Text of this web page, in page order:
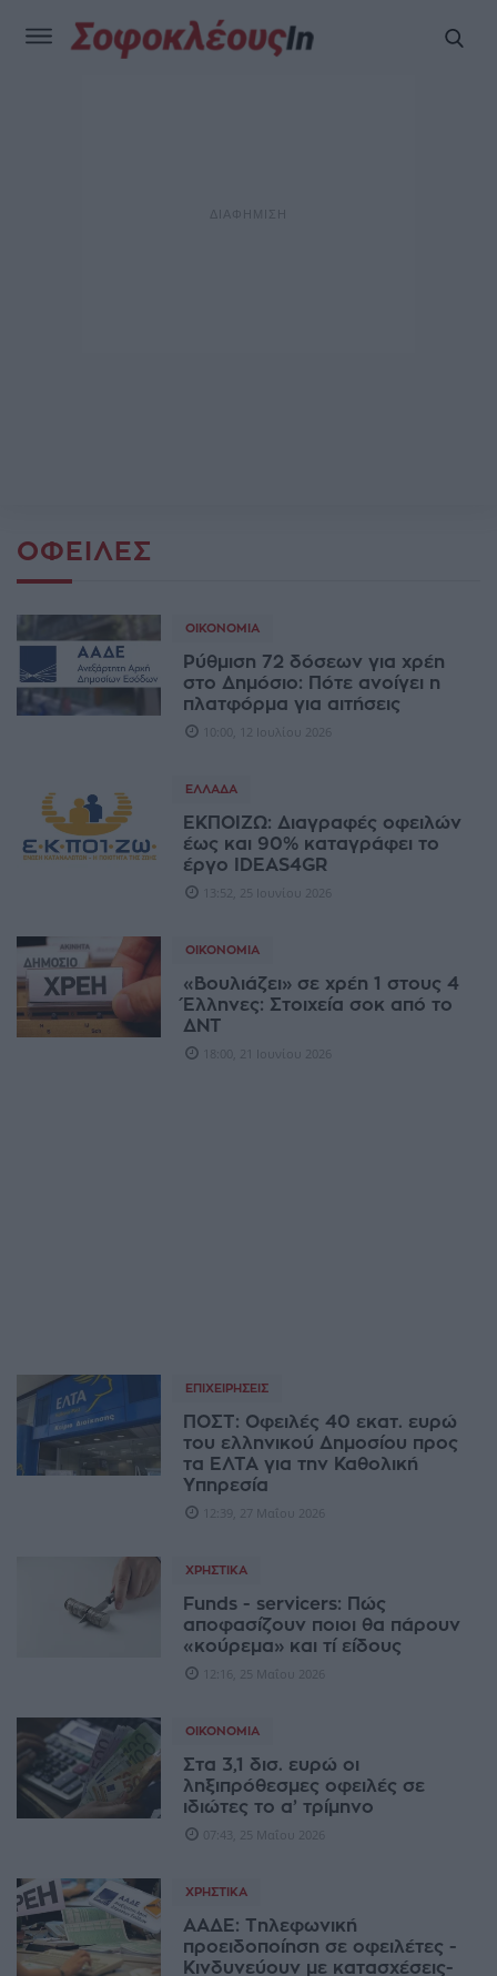
ΟΦΕΙΛΈΣ
ΟΙΚΟΝΟΜΊΑ
Ρύθμιση 72 δόσεων για χρέη
στο Δημόσιο: Πότε ανοίγει η
πλατφόρμα για αιτήσεις
10:00, 12 Ιουλίου 2026
ΕΛΛΆΔΑ
ΕΚΠΟΙΖΩ: Διαγραφές οφειλών
έως και 90% καταγράφει το
έργο IDEAS4GR
13:52, 25 Ιουνίου 2026
ΟΙΚΟΝΟΜΊΑ
«Βουλιάζει» σε χρέη 1 στους 4
Έλληνες: Στοιχεία σοκ από το
ΔΝΤ
18:00, 21 Ιουνίου 2026
ΕΠΙΧΕΙΡΉΣΕΙΣ
ΠΟΣΤ: Οφειλές 40 εκατ. ευρώ
του ελληνικού Δημοσίου προς
τα ΕΛΤΑ για την Καθολική
Υπηρεσία
12:39, 27 Μαΐου 2026
ΧΡΗΣΤΙΚΆ
Funds - servicers: Πώς
αποφασίζουν ποιοι θα πάρουν
«κούρεμα» και τί είδους
12:16, 25 Μαΐου 2026
ΟΙΚΟΝΟΜΊΑ
Στα 3,1 δισ. ευρώ οι
ληξιπρόθεσμες οφειλές σε
ιδιώτες το α’ τρίμηνο
07:43, 25 Μαΐου 2026
ΧΡΗΣΤΙΚΆ
ΑΑΔΕ: Τηλεφωνική
προειδοποίηση σε οφειλέτες -
Κινδυνεύουν με κατασχέσεις-